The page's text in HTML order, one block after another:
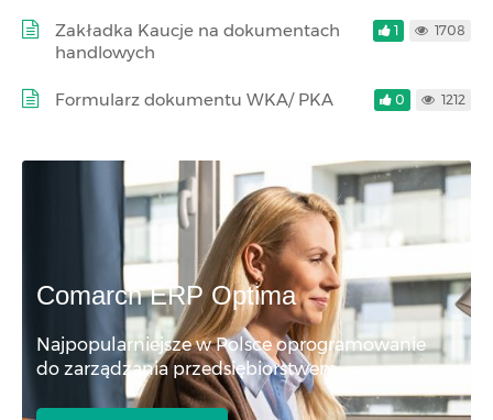
Zakładka Kaucje na dokumentach
handlowych
1 1708
Formularz dokumentu WKA/ PKA 0 1212
Comarch ERP Optima
Najpopularniejsze w Polsce oprogramowanie
do zarządzania przedsiębiorstwem